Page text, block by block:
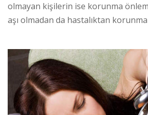
olmayan kişilerin ise korunma
aşı olmadan da hastalıktan